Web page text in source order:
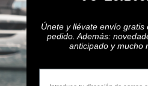
Únete y llévate envío gratis
pedido. Además:
anticipado y mucho
Email